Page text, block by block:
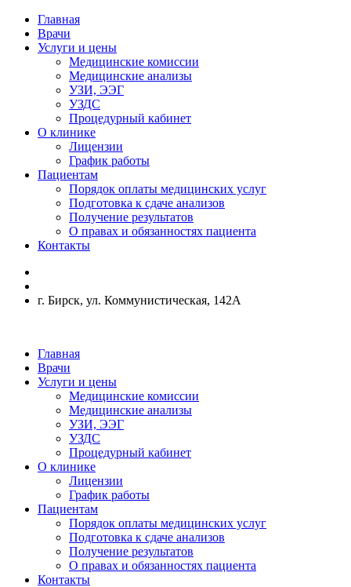
Главная
Врачи
Услуги и цены
Медицинские комиссии
Медицинские анализы
УЗИ, ЭЭГ
УЗДС
Процедурный кабинет
О клинике
Лицензии
График работы
Пациентам
Порядок оплаты медицинских услуг
Подготовка к сдаче анализов
Получение результатов
О правах и обязанностях пациента
Контакты
г. Бирск, ул. Коммунистическая, 142А
Главная
Врачи
Услуги и цены
Медицинские комиссии
Медицинские анализы
УЗИ, ЭЭГ
УЗДС
Процедурный кабинет
О клинике
Лицензии
График работы
Пациентам
Порядок оплаты медицинских услуг
Подготовка к сдаче анализов
Получение результатов
О правах и обязанностях пациента
Контакты